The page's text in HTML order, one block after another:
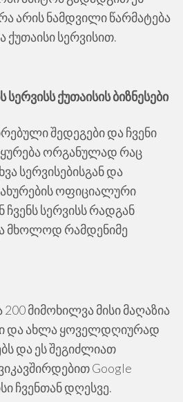
არის ნამდვილი წარმატება
ქუთაისი სერვისით.
სერვისს ქუთაისის ბიზნესები
შედეგები და ჩვენი
ორგანულად რაც
სერვისებისგან და
ოფიციალური
ჩვენს სერვისს რადგან
მხოლოდ რამდენიმე
მიმოხილვა მისი მაღაზია
და ახლა ყოველდღიურად
და ეს შეგიძლიათ
Google
ჩვენთან დღესვე.